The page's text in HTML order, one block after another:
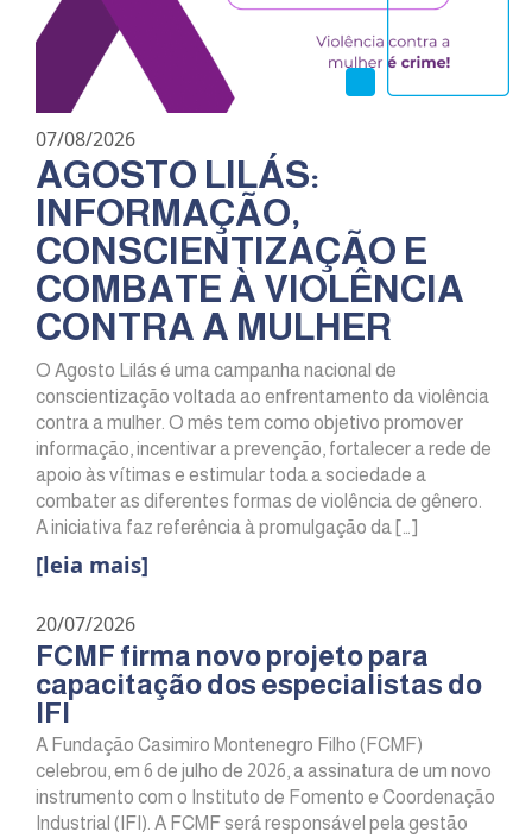
07/08/2026
AGOSTO LILÁS:
INFORMAÇÃO,
CONSCIENTIZAÇÃO E
COMBATE À VIOLÊNCIA
CONTRA A MULHER
O Agosto Lilás é uma campanha nacional de
conscientização voltada ao enfrentamento da violência
contra a mulher. O mês tem como objetivo promover
informação, incentivar a prevenção, fortalecer a rede de
apoio às vítimas e estimular toda a sociedade a
combater as diferentes formas de violência de gênero.
A iniciativa faz referência à promulgação da […]
[leia mais]
20/07/2026
FCMF firma novo projeto para
capacitação dos especialistas do
IFI
A Fundação Casimiro Montenegro Filho (FCMF)
celebrou, em 6 de julho de 2026, a assinatura de um novo
instrumento com o Instituto de Fomento e Coordenação
Industrial (IFI). A FCMF será responsável pela gestão